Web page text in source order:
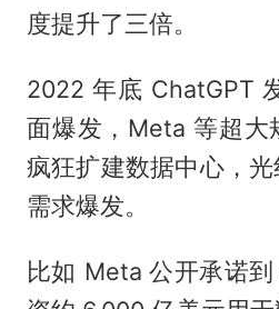
度提升了三倍。
2022 年底 ChatGPT
面爆发，Meta 等超大
疯狂扩建数据中心，
需求爆发。
比如 Meta 公开承诺